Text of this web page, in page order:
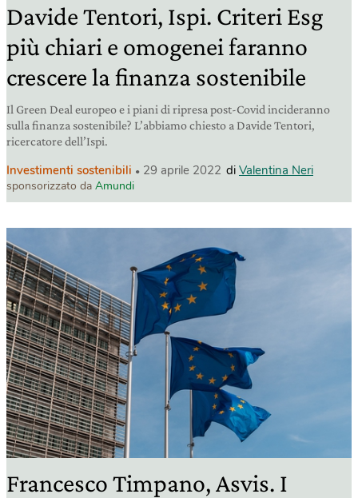
Davide Tentori, Ispi. Criteri Esg
più chiari e omogenei faranno
crescere la finanza sostenibile
Il Green Deal europeo e i piani di ripresa post-Covid incideranno
sulla finanza sostenibile? L’abbiamo chiesto a Davide Tentori,
ricercatore dell’Ispi.
Investimenti sostenibili 29 aprile 2022 di Valentina Neri
sponsorizzato da Amundi
Francesco Timpano, Asvis. I